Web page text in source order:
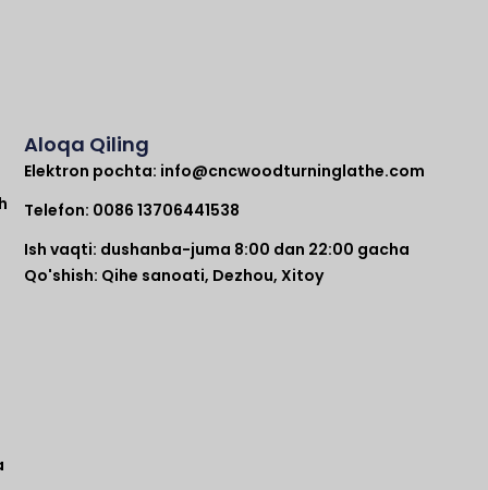
Aloqa Qiling
Elektron pochta: info@cncwoodturninglathe.com
Telefon: 0086 13706441538
Ish vaqti: dushanba-juma 8:00 dan 22:00 gacha
Qo'shish: Qihe sanoati, Dezhou, Xitoy